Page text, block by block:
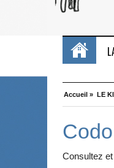
Accueil » LE
Consultez